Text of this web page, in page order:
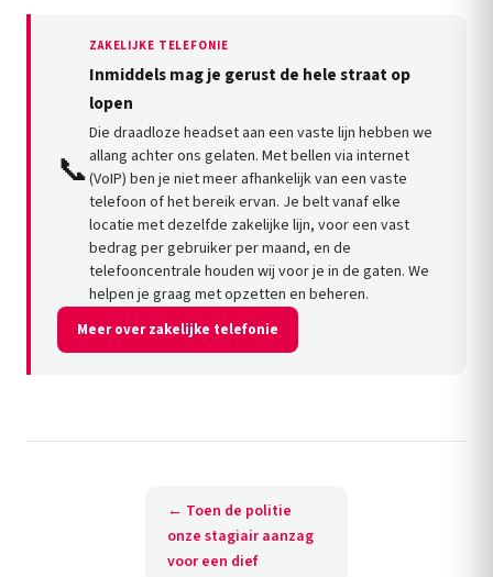
📞
ZAKELIJKE TELEFONIE
Inmiddels mag je gerust de hele straat op
lopen
Die draadloze headset aan een vaste lijn hebben we
allang achter ons gelaten. Met bellen via internet
(VoIP) ben je niet meer afhankelijk van een vaste
telefoon of het bereik ervan. Je belt vanaf elke
locatie met dezelfde zakelijke lijn, voor een vast
bedrag per gebruiker per maand, en de
telefooncentrale houden wij voor je in de gaten. We
helpen je graag met opzetten en beheren.
Meer over zakelijke telefonie
← Toen de politie
onze stagiair aanzag
voor een dief